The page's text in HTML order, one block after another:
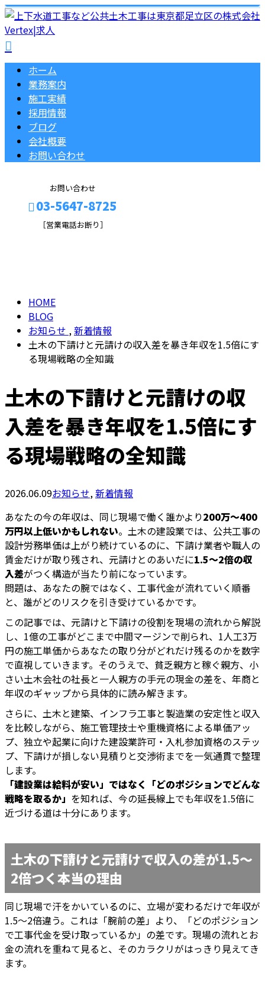
ホーム
業務案内
施工実績
採用情報
ブログ
会社概要
お問い合わせ
お問い合わせ
03-5647-8725
［営業電話お断り］
HOME
BLOG
お知らせ ,新着情報
土木の下請けと元請けの収入差を暴き年収を1.5倍にす
る現場戦略の全知識
土木の下請けと元請けの収
入差を暴き年収を1.5倍にす
る現場戦略の全知識
2026.06.09お知らせ,新着情報
あなたの今の年収は、同じ現場で働く誰かより200万〜400
万円以上低いかもしれない。土木の建設業では、公共工事の
設計労務単価は上がり続けているのに、下請け業者や職人の
賃金だけが取り残され、元請けとのあいだに1.5〜2倍の収
入差がつく構造が当たり前になっています。
問題は、あなたの腕ではなく、工事代金が流れていく順番
と、誰がどのリスクを引き受けているかです。
この記事では、元請けと下請けの役割を現場の流れから解説
し、1億の工事がどこまで中間マージンで削られ、1人工3万
円の施工単価からあなたの取り分がどれだけ残るのかを数字
で直視していきます。そのうえで、貧乏親方と稼ぐ親方、小
さい土木会社の社長と一人親方の手元の現金の差を、年商と
年収のギャップから具体的に読み解きます。
さらに、土木と建築、インフラ工事と製造業の安定性と収入
を比較しながら、施工管理技士や重機資格による単価アッ
プ、独立や起業に向けた建設業許可・入札参加資格のステッ
プ、下請けが損しない見積りと交渉術までを一気通貫で整理
します。
「建設業は給料が安い」ではなく「どのポジションでどんな
戦略を取るか」 を知れば、今の延長線上でも年収を1.5倍に
近づける道は十分にあります。
土木の下請けと元請けで収入の差が1.5〜
2倍つく本当の理由
同じ現場で汗をかいているのに、立場が変わるだけで年収が
1.5〜2倍違う。これは「腕前の差」より、「どのポジション
で工事代金を受け取っているか」の差です。現場の流れとお
金の流れを重ねて見ると、そのカラクリがはっきり見えてき
ます。